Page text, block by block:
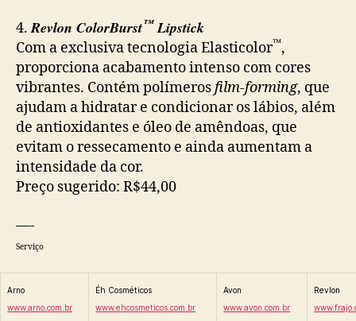
4.Revlon ColorBurst™Lipstick
Com a exclusiva tecnologia Elasticolor™,
proporciona acabamento intenso com cores
vibrantes. Contém polímerosfilm-forming, que
ajudam a hidratar e condicionar os lábios, além
de antioxidantes e óleo de amêndoas, que
evitam o ressecamento e ainda aumentam a
intensidade da cor.
Preço sugerido: R$44,00
—-
Serviço
Arno
www.arno.com.br
Éh Cosméticos
www.ehcosmeticos.com.br
Avon
www.avon.com.br
Revlon